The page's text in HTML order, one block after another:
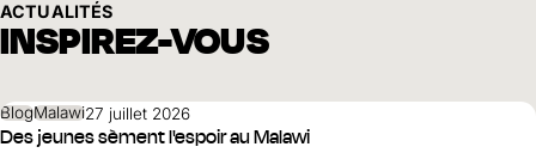
ACTUALITÉS
INSPIREZ-VOUS
BlogMalawi27 juillet 2026
Des jeunes sèment l'espoir au Malawi